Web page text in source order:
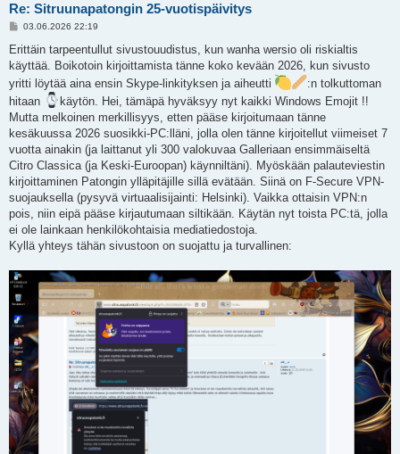
Re: Sitruunapatongin 25-vuotispäivitys
V
e
t
i
03.06.2026 22:19
Erittäin tarpeentullut sivustouudistus, kun wanha wersio oli riskialtis
käyttää. Boikotoin kirjoittamista tänne koko kevään 2026, kun sivusto
yritti löytää aina ensin Skype-linkityksen ja aiheutti
:n tolkuttoman
hitaan
käytön. Hei, tämäpä hyväksyy nyt kaikki Windows Emojit !!
Mutta melkoinen merkillisyys, etten pääse kirjoitumaan tänne
kesäkuussa 2026 suosikki-PC:lläni, jolla olen tänne kirjoitellut viimeiset 7
vuotta ainakin (ja laittanut yli 300 valokuvaa Galleriaan ensimmäiseltä
Citro Classica (ja Keski-Euroopan) käynniltäni). Myöskään palauteviestin
kirjoittaminen Patongin ylläpitäjille sillä evätään. Siinä on F-Secure VPN-
suojauksella (pysyvä virtuaalisijainti: Helsinki). Vaikka ottaisin VPN:n
pois, niin eipä pääse kirjautumaan siltikään. Käytän nyt toista PC:tä, jolla
ei ole lainkaan henkilökohtaisia mediatiedostoja.
Kyllä yhteys tähän sivustoon on suojattu ja turvallinen: